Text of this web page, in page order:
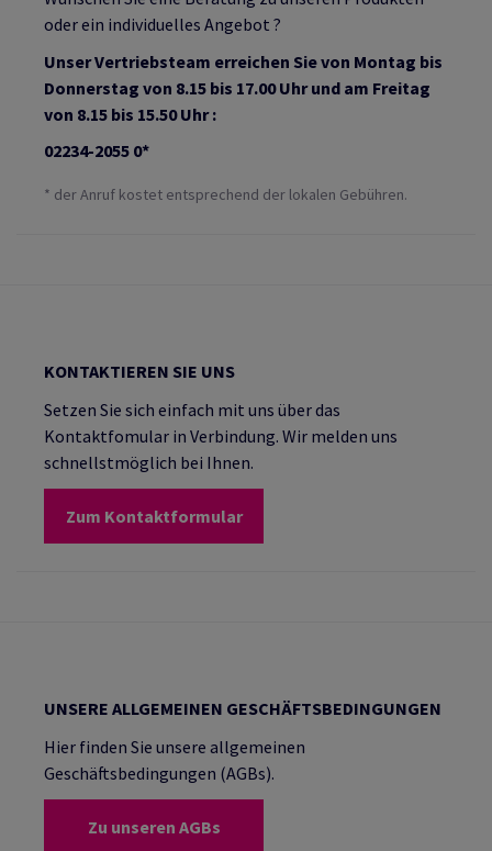
oder ein individuelles Angebot ?
Unser Vertriebsteam erreichen Sie von Montag bis
Donnerstag von 8.15 bis 17.00 Uhr und am Freitag
von 8.15 bis 15.50 Uhr :
02234-2055 0*
* der Anruf kostet entsprechend der lokalen Gebühren.
KONTAKTIEREN SIE UNS
Setzen Sie sich einfach mit uns über das
Kontaktfomular in Verbindung. Wir melden uns
schnellstmöglich bei Ihnen.
Zum Kontaktformular
UNSERE ALLGEMEINEN GESCHÄFTSBEDINGUNGEN
Hier finden Sie unsere allgemeinen
Geschäftsbedingungen (AGBs).
Zu unseren AGBs